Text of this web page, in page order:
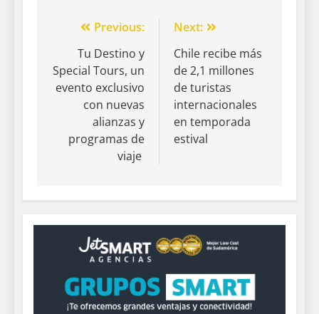
Previous:
Tu Destino y
Special Tours, un
evento exclusivo
con nuevas
alianzas y
programas de
viaje
Next:
Chile recibe más
de 2,1 millones
de turistas
internacionales
en temporada
estival